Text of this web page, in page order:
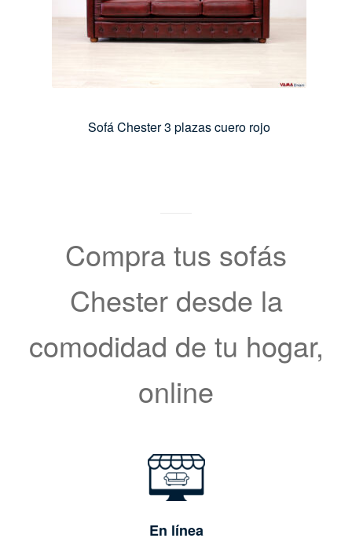
Sofá Chester 3 plazas cuero rojo
Compra tus sofás
Chester desde la
comodidad de tu hogar,
online
En línea